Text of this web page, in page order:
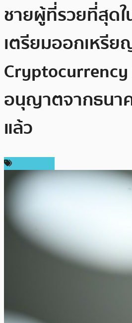
ชายผู้ที่รวยที่สุดใ
เตรียมออกเหรีย
Cryptocurrency
อนุญาตจากธนา
แล้ว